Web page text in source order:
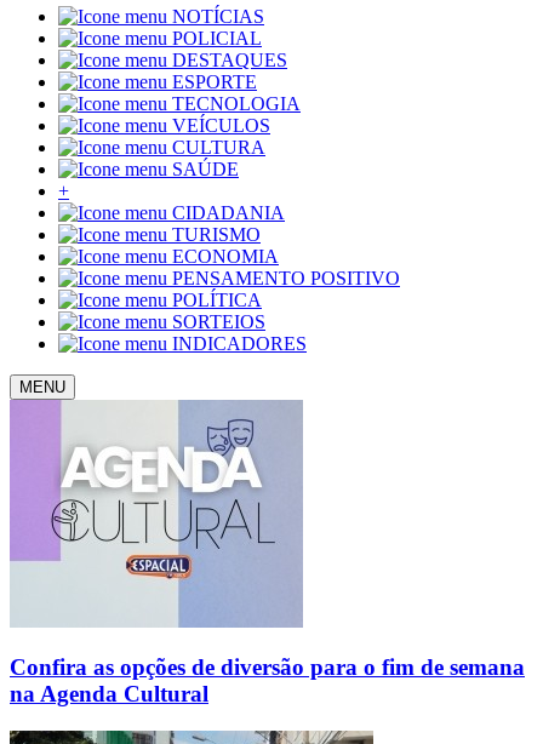
NOTÍCIAS
POLICIAL
DESTAQUES
ESPORTE
TECNOLOGIA
VEÍCULOS
CULTURA
SAÚDE
+
CIDADANIA
TURISMO
ECONOMIA
PENSAMENTO POSITIVO
POLÍTICA
SORTEIOS
INDICADORES
MENU
Confira as opções de diversão para o fim de semana
na Agenda Cultural